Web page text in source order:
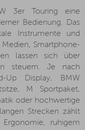
3er Touring eine
Bedienung. Das
Instrumente und
Smartphone-
lassen sich über
steuern. Je nach
Up Display, BMW
M Sportpaket,
oder hochwertige
Strecken zählt
ruhigem